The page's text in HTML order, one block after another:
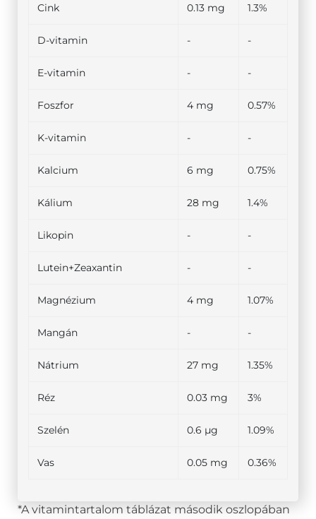
Cink 0.13 mg 1.3%
D-vitamin - -
E-vitamin - -
Foszfor 4 mg 0.57%
K-vitamin - -
Kalcium 6 mg 0.75%
Kálium 28 mg 1.4%
Likopin - -
Lutein+Zeaxantin - -
Magnézium 4 mg 1.07%
Mangán - -
Nátrium 27 mg 1.35%
Réz 0.03 mg 3%
Szelén 0.6 µg 1.09%
Vas 0.05 mg 0.36%
*A vitamintartalom táblázat második oszlopában